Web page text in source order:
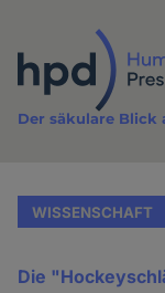
Inhalt
Der säkulare Blick
WISSENSCHAFT
Die